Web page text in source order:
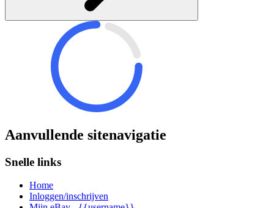
Aanvullende sitenavigatie
Snelle links
Home
Inloggen/inschrijven